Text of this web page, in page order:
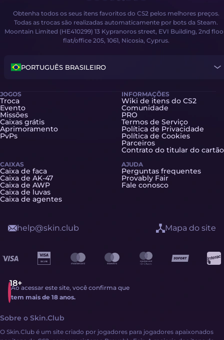
Obtenha todos os seus itens favoritos do CS2 pelos melhores preços.
Todas as trocas são realizadas automaticamente por bots da Steam.
Moontain Limited (HE410299) 13 Kypranoros street, EVI Building, 2nd
flat/office 205, 1061, Nicosia, Cyprus.
PORTUGUÊS BRASILEIRO
JOGOS
Troca
Evento
Missões
Caixas grátis
Aprimoramento
PvPs
CAIXAS
Caixa de faca
Caixa de AK-47
Caixa de AWP
Caixa de luvas
Caixa de agentes
INFORMAÇÕES
Wiki de itens do CS2
Comunidade
PRO
Termos de Serviço
Política de Privacidade
Política de Cookies
Parceiros
Contrato do titular do cartão
AJUDA
Perguntas frequentes
Provably Fair
Fale conosco
Ao acessar este site, você confirma que
tem mais de 18 anos.
help@skin.club Mapa do site
Sobre o Skin.Club
O Skin.Club é um site criado por jogadores para jogadores apaixonados